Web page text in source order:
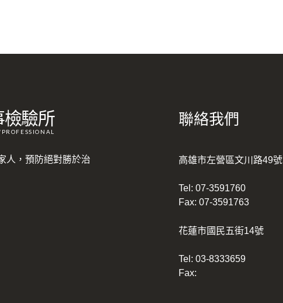
驗所
人，預防絕對勝於治
聯絡我們
高雄市左營區文川路49號
Tel:07-3591760
Fax: 07-3591763
花蓮市國民五街14號
Tel:03-8333659
Fax: